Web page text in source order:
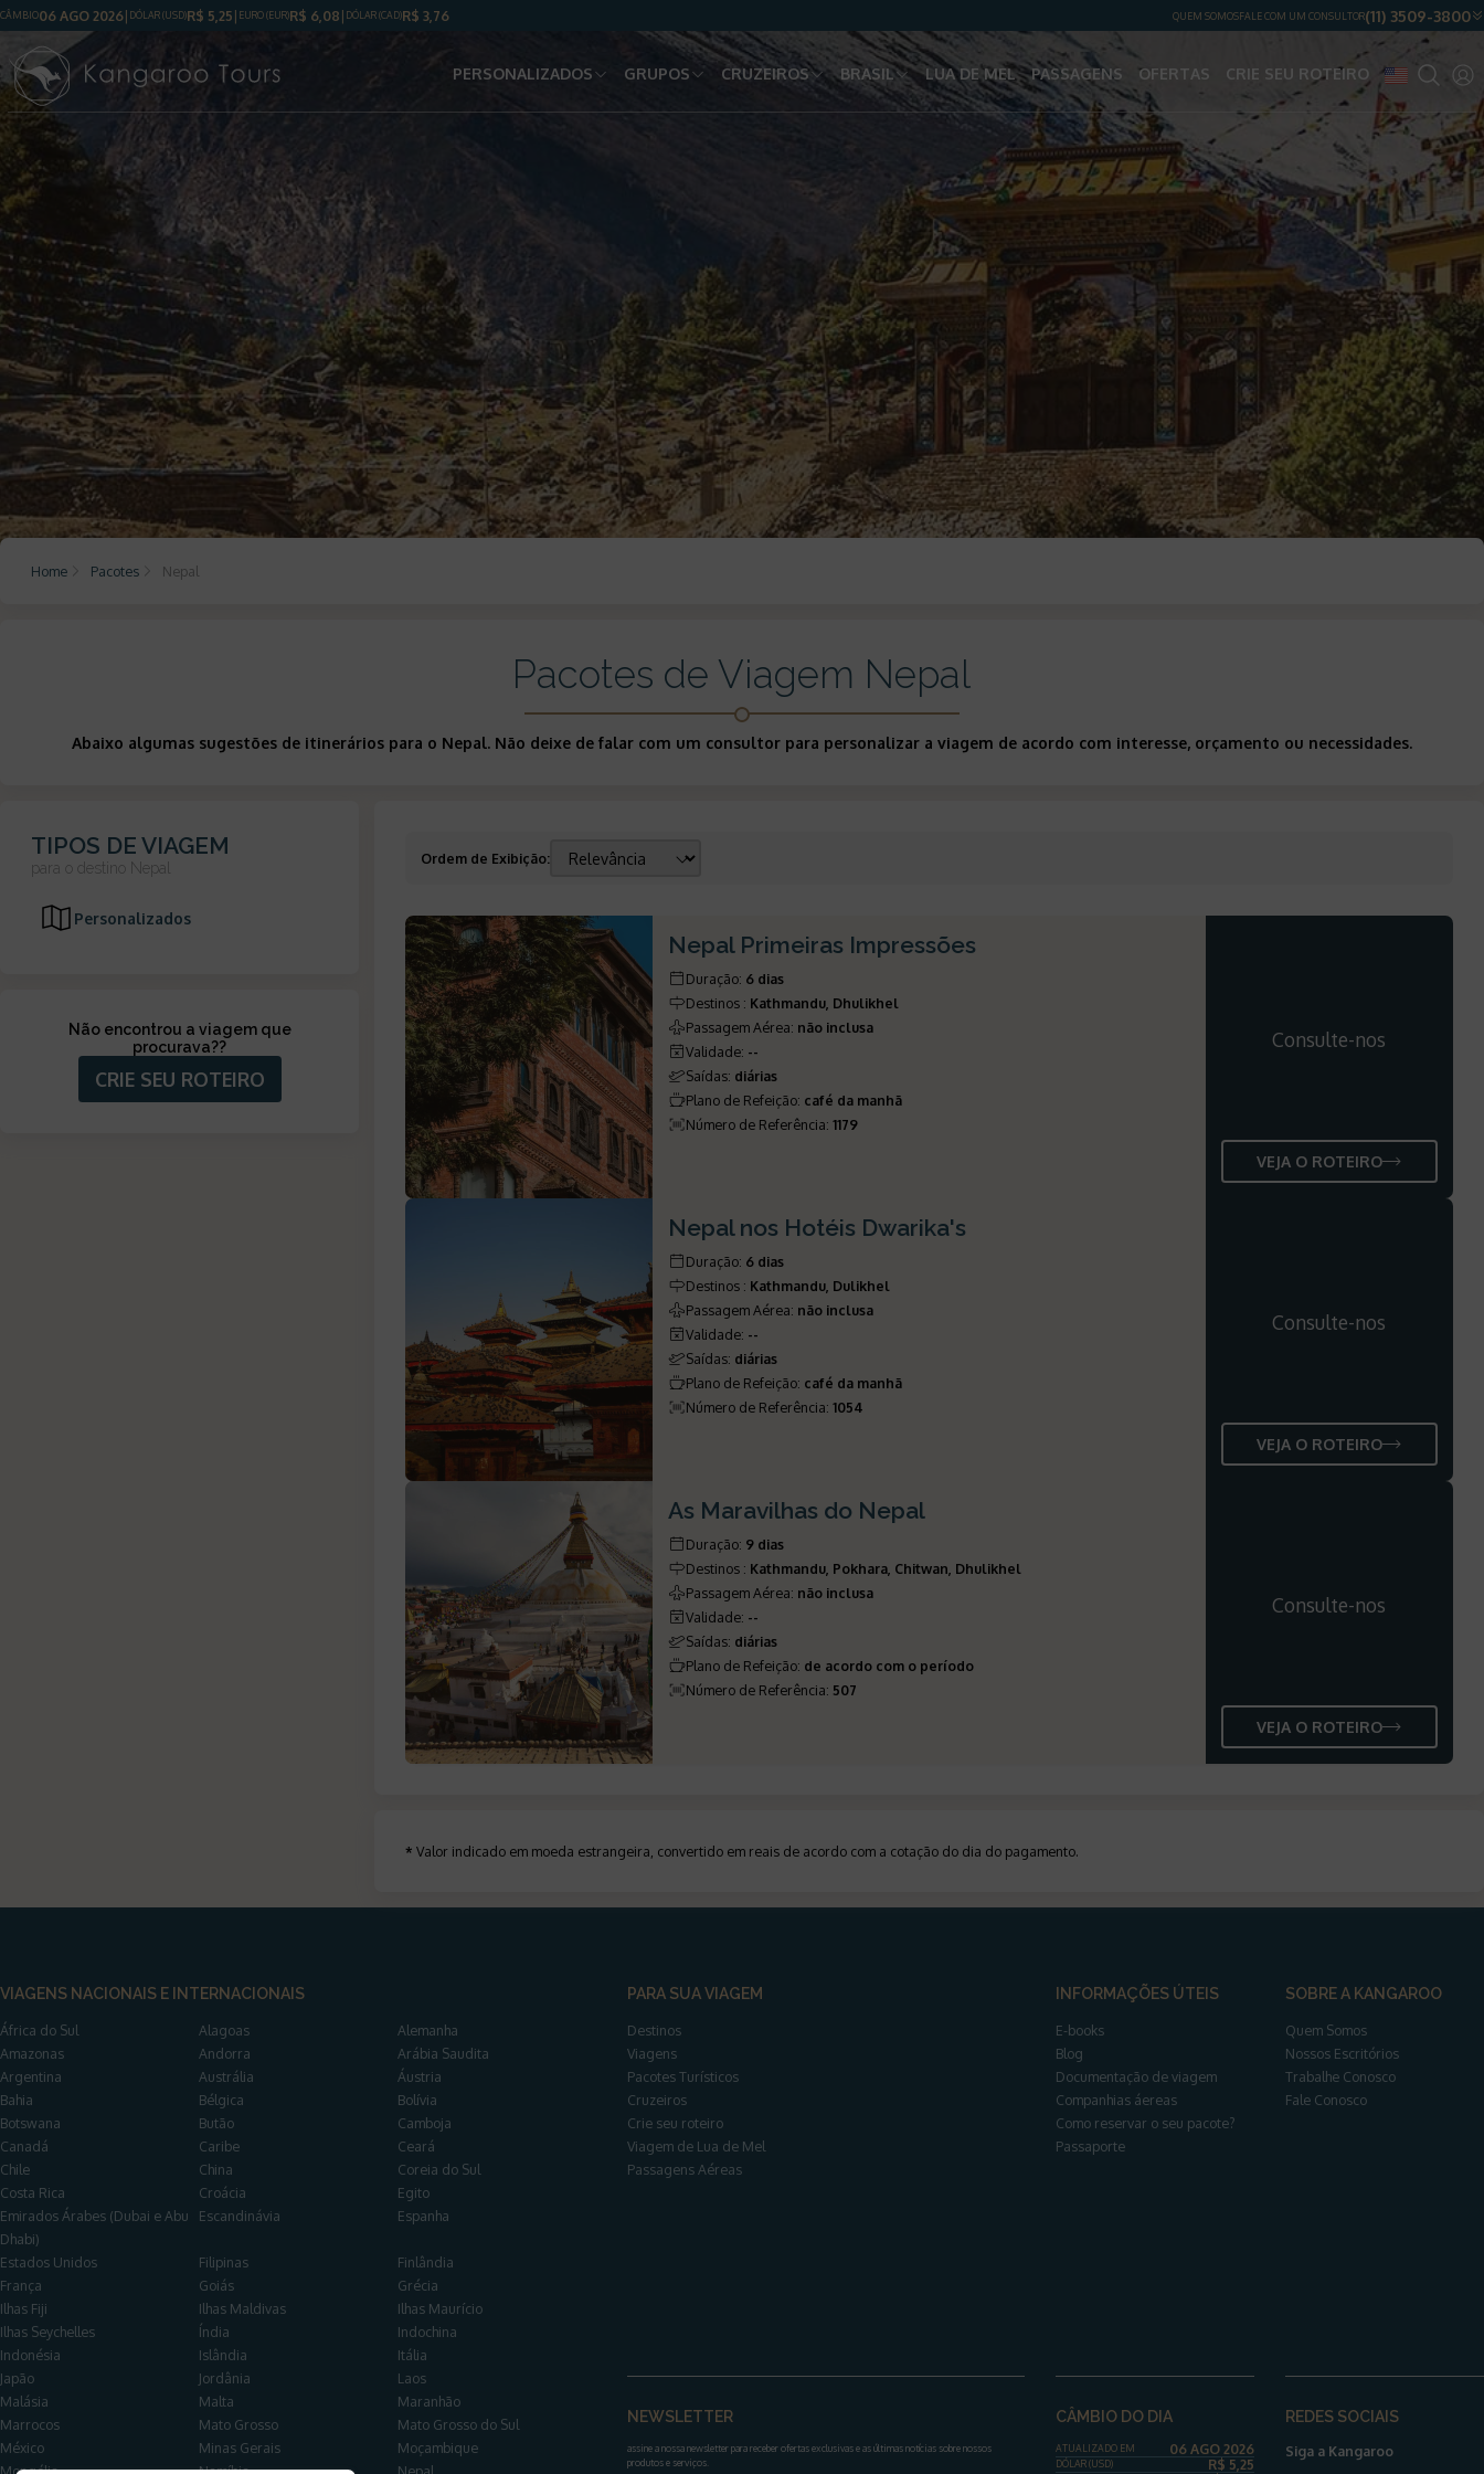
CÂMBIO06 AGO 2026 DÓLAR(USD)R$ 5,25 EURO (EUR)R$ 6,08 DÓLAR(CAD)R$ 3,76 QUEM SOMOSFALE COM UM CONSULTOR(11) 3509-3800
PERSONALIZADOS GRUPOS CRUZEIROS BRASIL LUA DE MEL PASSAGENS OFERTAS CRIE SEU ROTEIRO
Home Pacotes Nepal
Pacotes de Viagem Nepal
Abaixo algumas sugestões de itinerários para o Nepal. Não deixe de falar com um consultor para personalizar a viagem de acordo com interesse, orçamento ou necessidades.
TIPOS DE VIAGEM
para o destino Nepal
Personalizados
Não encontrou a viagem que
procurava??
CRIE SEU ROTEIRO
Ordem de Exibição:
Nepal Primeiras Impressões
Duração: 6 dias
Destinos : Kathmandu, Dhulikhel
Passagem Aérea: não inclusa
Validade: --
Saídas: diárias
Plano de Refeição: café da manhã
Número de Referência:1179
Consulte-nos
VEJA O ROTEIRO
Nepal nos Hotéis Dwarika's
Duração: 6 dias
Destinos : Kathmandu, Dulikhel
Passagem Aérea: não inclusa
Validade: --
Saídas: diárias
Plano de Refeição: café da manhã
Número de Referência:1054
Consulte-nos
VEJA O ROTEIRO
As Maravilhas do Nepal
Duração: 9 dias
Destinos : Kathmandu, Pokhara, Chitwan, Dhulikhel
Passagem Aérea: não inclusa
Validade: --
Saídas: diárias
Plano de Refeição: de acordo com o período
Número de Referência: 507
Consulte-nos
VEJA O ROTEIRO
* Valor indicado em moeda estrangeira, convertido em reais de acordo com a cotação do dia do pagamento.
VIAGENS NACIONAIS E INTERNACIONAIS
África do Sul Alagoas
Alemanha
Amazonas
Andorra
Arábia Saudita
Argentina
Austrália
Áustria
Bahia
Bélgica
Bolívia
Botswana
Butão
Camboja
Canadá
Caribe
Ceará
Chile
China
Coreia do Sul
Costa Rica
Croácia
Egito
Emirados Árabes (Dubai e Abu
Dhabi)
Escandinávia Espanha
Estados Unidos Filipinas
Finlândia
França
Goiás
Grécia
Ilhas Fiji
Ilhas Maldivas
Ilhas Maurício
Ilhas Seychelles
Índia
Indochina
Indonésia
Islândia
Itália
Japão
Jordânia
Laos
Malásia
Malta
Maranhão
Marrocos
Mato Grosso
Mato Grosso do Sul
México
Minas Gerais
Moçambique
PARA SUA VIAGEM
Destinos
Viagens
Pacotes Turísticos
Cruzeiros
Crie seu roteiro
Viagem de Lua de Mel
Passagens Aéreas
NEWSLETTER
assine a nossa newsletter para receber ofertas exclusivas e as últimas notícias sobre nossos
produtos e serviços.
INFORMAÇÕES ÚTEIS
E-books
Blog
Documentação de viagem
Companhias áereas
Como reservar o seu pacote?
Passaporte
SOBRE A KANGAROO
Quem Somos
Nossos Escritórios
Trabalhe Conosco
Fale Conosco
CÂMBIO DO DIA
ATUALIZADO EM 06 AGO 2026
DÓLAR(USD) R$ 5,25
REDES SOCIAIS
Siga a Kangaroo